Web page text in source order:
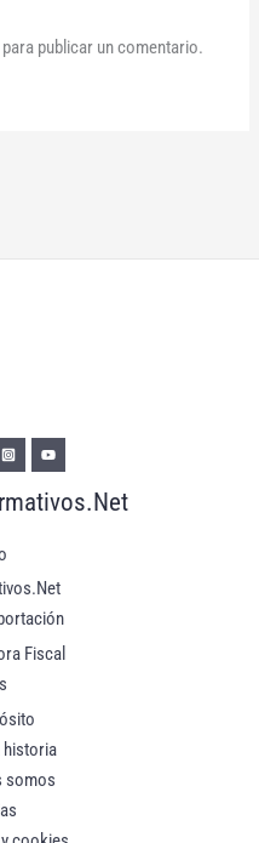
para publicar un comentario.
Fiscal
historia
somos